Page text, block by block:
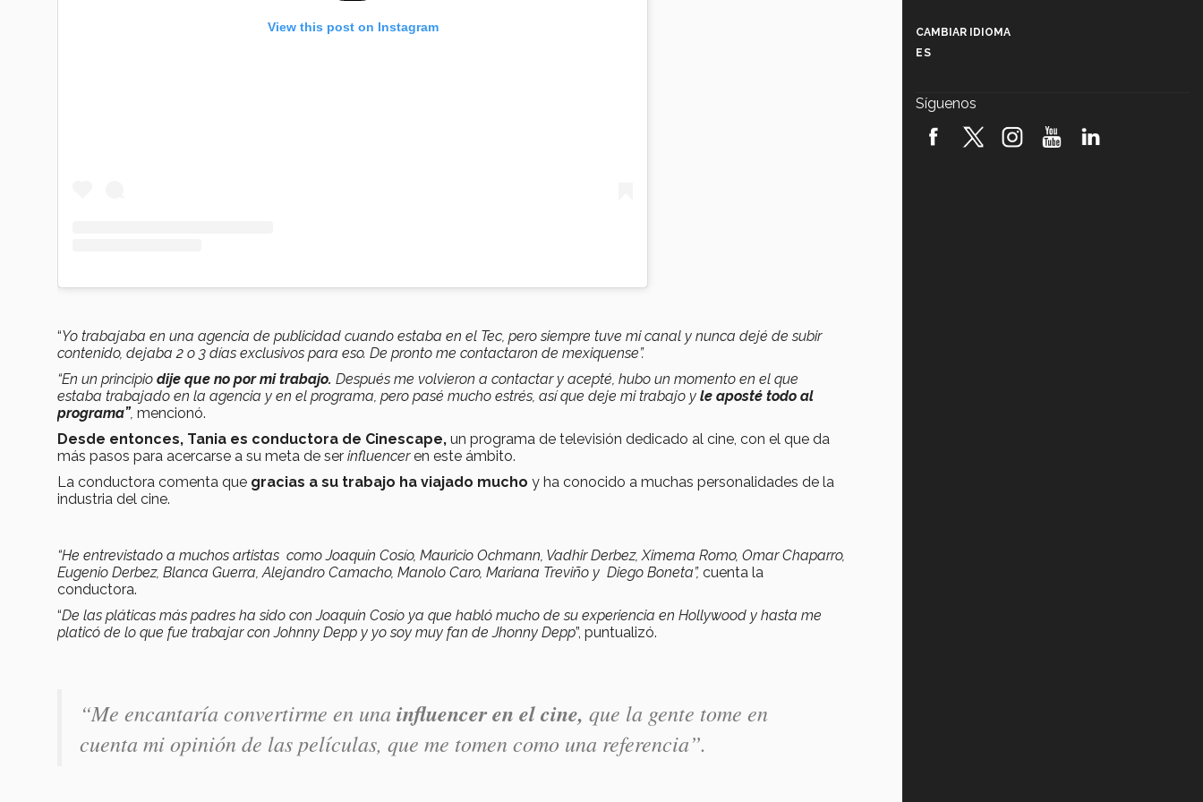
View this post on Instagram
“Yo trabajaba en una agencia de publicidad cuando estaba en el Tec, pero siempre tuve mi canal y nunca dejé de subir
contenido, dejaba 2 o 3 días exclusivos para eso. De pronto me contactaron de mexiquense”.
“En un principio dije que no por mi trabajo. Después me volvieron a contactar y acepté, hubo un momento en el que
estaba trabajado en la agencia y en el programa, pero pasé mucho estrés, así que deje mi trabajo y le aposté todo al
programa”, mencionó.
Desde entonces, Tania es conductora de Cinescape, un programa de televisión dedicado al cine, con el que da
más pasos para acercarse a su meta de ser influenceren este ámbito.
La conductora comenta que gracias a su trabajo ha viajado mucho y ha conocido a muchas personalidades de la
industria del cine.
“He entrevistado a muchos artistas como Joaquín Cosío, Mauricio Ochmann, Vadhir Derbez, Ximema Romo, Omar Chaparro,
Eugenio Derbez, Blanca Guerra, Alejandro Camacho, Manolo Caro, Mariana Treviño y Diego Boneta”, cuenta la
conductora.
“De las pláticas más padres ha sido con Joaquín Cosío ya que habló mucho de su experiencia en Hollywood y hasta me
platicó de lo que fue trabajar con Johnny Depp y yo soy muy fan de Jhonny Depp”, puntualizó.
“Me encantaría convertirme en unainfluencer en el cine, que la gente tome en
cuenta mi opinión de las películas, que me tomen como una referencia”.
robótica FIRST 2026! (video)
CAMBIAR IDIOMA
ES
Síguenos